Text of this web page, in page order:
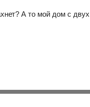
А то мой дом с